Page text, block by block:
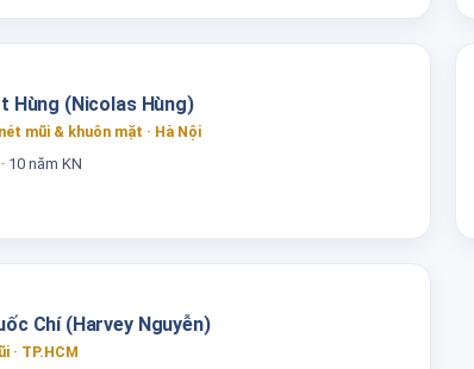
Hùng (Nicolas Hùng)
mũi & khuôn mặt · Hà Nội
10 năm KN
Chí (Harvey Nguyễn)
· TP.HCM